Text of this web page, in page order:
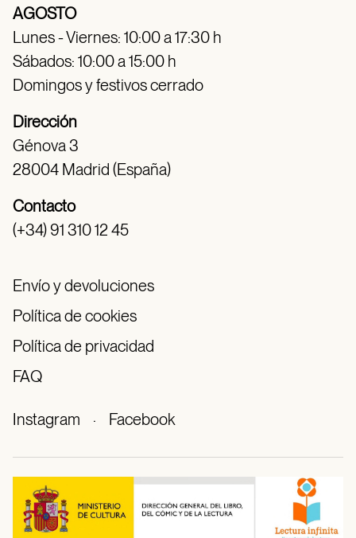
AGOSTO
Lunes - Viernes: 10:00 a 17:30 h
Sábados: 10:00 a 15:00 h
Domingos y festivos cerrado
Dirección
Génova 3
28004 Madrid (España)
Contacto
(+34) 91 310 12 45
Envío y devoluciones
Política de cookies
Política de privacidad
FAQ
Instagram · Facebook